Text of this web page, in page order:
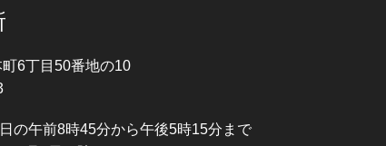
6丁目50番地の10
の午前8時45分から午後5時15分まで